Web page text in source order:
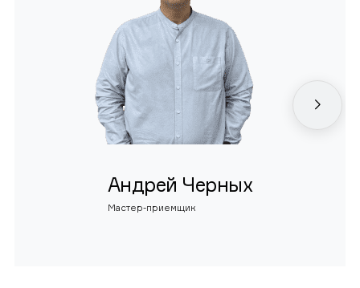
Андрей Черных
Мастер-приемщик